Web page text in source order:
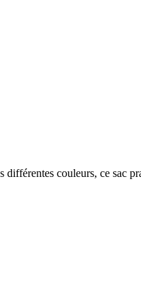
couleurs, ce sac